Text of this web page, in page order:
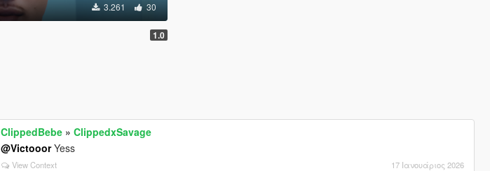
3.261 30
1.0
ClippedBebe »ClippedxSavage
@VictooorYess
View Context 17 Ιανουάριος 2026